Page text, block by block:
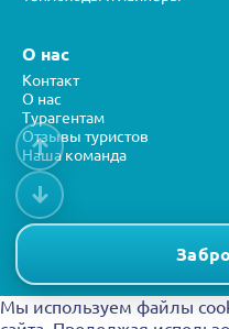
О нас
Контакт
О нас
Турагентам
Отзывы туристов
Наша команда
Представленная на сайте
не является
↑
↓
Мы используем файлы